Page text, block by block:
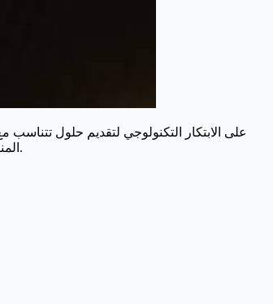
المنصات جزءاً من التوجه الأوسع نحو التحول الرقمي الشامل في المنطقة، والذي يسهم في تأسيس أرضية قوية لاقتصاد مستقبلي يعتمد على المعرفة والتكنولوجيا.